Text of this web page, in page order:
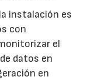
instalación es
con
el
datos en
en